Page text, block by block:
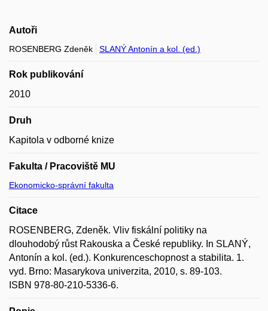
Autoři
ROSENBERG Zdeněk SLANÝ Antonín a kol. (ed.)
Rok publikování
2010
Druh
Kapitola v odborné knize
Fakulta / Pracoviště MU
Ekonomicko-správní fakulta
Citace
ROSENBERG, Zdeněk. Vliv fiskální politiky na
dlouhodobý růst Rakouska a České republiky. In SLANÝ,
Antonín a kol. (ed.). Konkurenceschopnost a stabilita. 1.
vyd. Brno: Masarykova univerzita, 2010, s. 89-103.
ISBN 978-80-210-5336-6.